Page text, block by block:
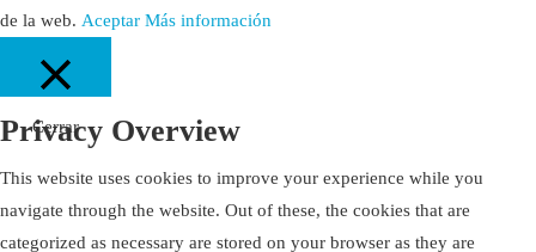
de la web. Aceptar Más información
Cerrar
Privacy Overview
This website uses cookies to improve your experience while you
navigate through the website. Out of these, the cookies that are
categorized as necessary are stored on your browser as they are